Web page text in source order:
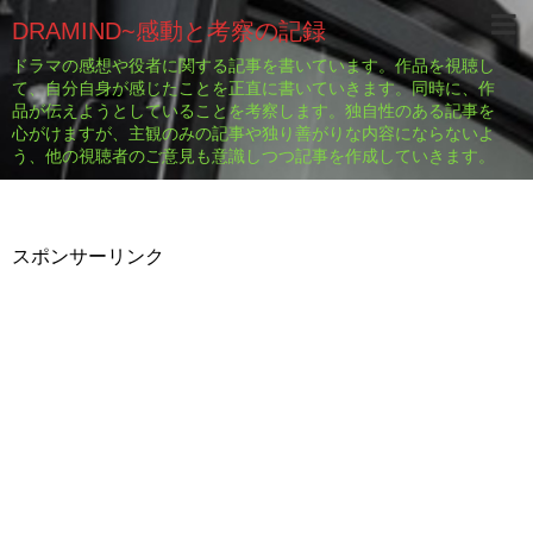
DRAMIND~感動と考察の記録
ドラマの感想や役者に関する記事を書いています。作品を視聴し
て、自分自身が感じたことを正直に書いていきます。同時に、作
品が伝えようとしていることを考察します。独自性のある記事を
心がけますが、主観のみの記事や独り善がりな内容にならないよ
う、他の視聴者のご意見も意識しつつ記事を作成していきます。
スポンサーリンク